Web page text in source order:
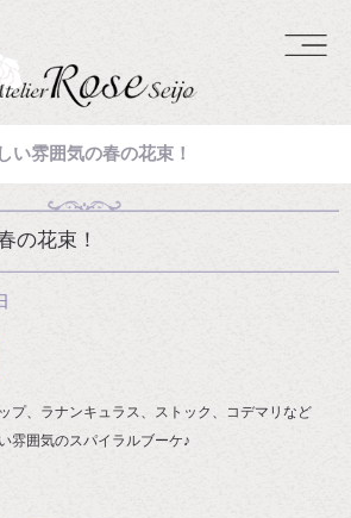
い雰囲気の春の花束！
の花束！
プ、ラナンキュラス、ストック、コデマリなど
雰囲気のスパイラルブーケ♪